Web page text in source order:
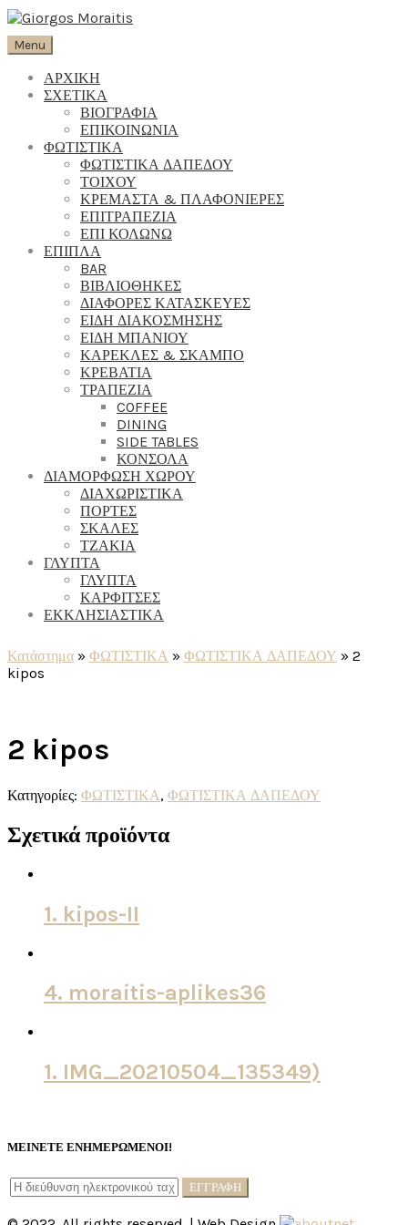
Menu
ΑΡΧΙΚΗ
ΣΧΕΤΙΚΑ
ΒΙΟΓΡΑΦΙΑ
ΕΠΙΚΟΙΝΩΝΙΑ
ΦΩΤΙΣΤΙΚΑ
ΦΩΤΙΣΤΙΚΑ ΔΑΠΕΔΟΥ
ΤΟΙΧΟΥ
ΚΡΕΜΑΣΤΑ & ΠΛΑΦΟΝΙΕΡΕΣ
ΕΠΙΤΡΑΠΕΖΙΑ
ΕΠΙ ΚΟΛΩΝΩ
ΕΠΙΠΛΑ
BAR
ΒΙΒΛΙΟΘΗΚΕΣ
ΔΙΑΦΟΡΕΣ ΚΑΤΑΣΚΕΥΕΣ
ΕΙΔΗ ΔΙΑΚΟΣΜΗΣΗΣ
ΕΙΔΗ ΜΠΑΝΙΟΥ
ΚΑΡΕΚΛΕΣ & ΣΚΑΜΠΟ
ΚΡΕΒΑΤΙΑ
ΤΡΑΠΕΖΙΑ
COFFEE
DINING
SIDE TABLES
ΚΟΝΣΟΛΑ
ΔΙΑΜΟΡΦΩΣΗ ΧΩΡΟΥ
ΔΙΑΧΩΡΙΣΤΙΚΑ
ΠΟΡΤΕΣ
ΣΚΑΛΕΣ
ΤΖΑΚΙΑ
ΓΛΥΠΤΑ
ΓΛΥΠΤΑ
ΚΑΡΦΙΤΣΕΣ
ΕΚΚΛΗΣΙΑΣΤΙΚΑ
Κατάστημα » ΦΩΤΙΣΤΙΚΑ » ΦΩΤΙΣΤΙΚΑ ΔΑΠΕΔΟΥ » 2
kipos
2 kipos
Κατηγορίες: ΦΩΤΙΣΤΙΚΑ, ΦΩΤΙΣΤΙΚΑ ΔΑΠΕΔΟΥ
Σχετικά προϊόντα
1. kipos-II
4. moraitis-aplikes36
1. IMG_20210504_135349)
ΜΕΙΝΕΤΕ ΕΝΗΜΕΡΩΜΕΝΟΙ!